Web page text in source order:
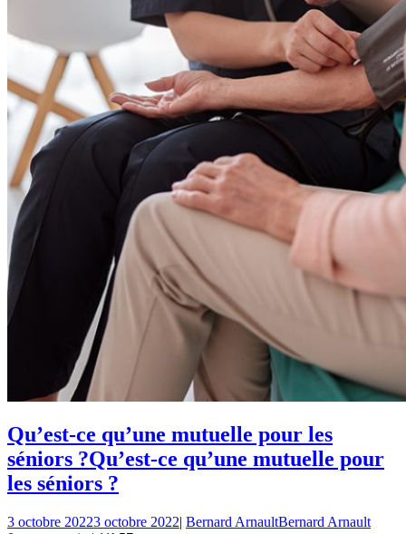
Qu’est-ce qu’une mutuelle pour les
séniors ?Qu’est-ce qu’une mutuelle pour
les séniors ?
3 octobre 20223 octobre 2022| Bernard ArnaultBernard Arnault